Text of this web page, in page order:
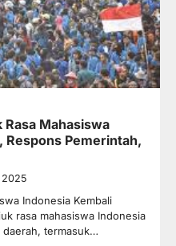
Mahasiswa
Respons Pemerintah,
2025
Indonesia Kembali
rasa mahasiswa Indonesia
daerah, termasuk…